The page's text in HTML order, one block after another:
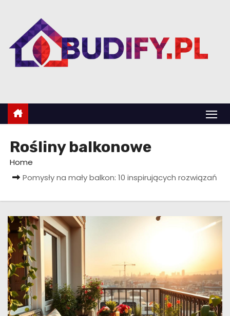
o
n
Rośliny balkonowe
Home
Pomysły na mały balkon: 10 inspirujących rozwiązań